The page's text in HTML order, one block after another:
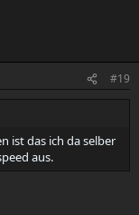
#19
ist das ich da selber
aus.